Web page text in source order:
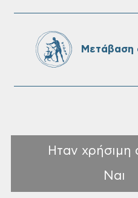
Πίνακες
Δήμου Χανίων
Μετάβαση
Ηταν χρήσιμη
Ναι